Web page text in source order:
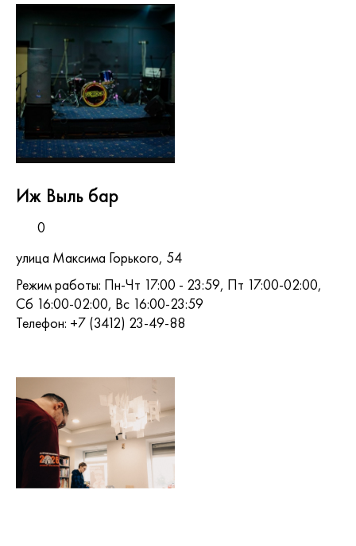
Иж Выль бар
0
улица Максима Горького, 54
Режим работы: Пн-Чт 17:00 - 23:59, Пт 17:00-02:00,
Сб 16:00-02:00, Вс 16:00-23:59
Телефон: +7 (3412) 23-49-88